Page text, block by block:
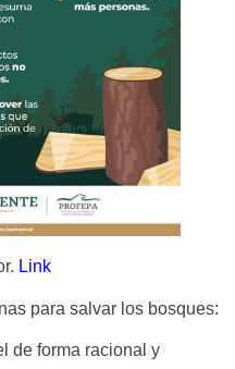
Link
para salvar los bosques:
de forma racional y